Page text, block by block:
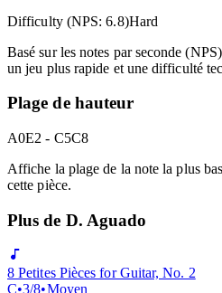
Analyse de difficulté
Difficulty (NPS:6.8)Hard
Basé sur les notes par seconde
un jeu plus rapide et une difficulté
Plage de hauteur
A0E2 - C5C8
Affiche la plage de la note la plus
cette pièce.
Plus de D. Aguado